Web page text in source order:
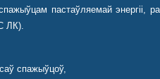
пастаўляемай энергіі,
ЛК).
спажыўцоў,